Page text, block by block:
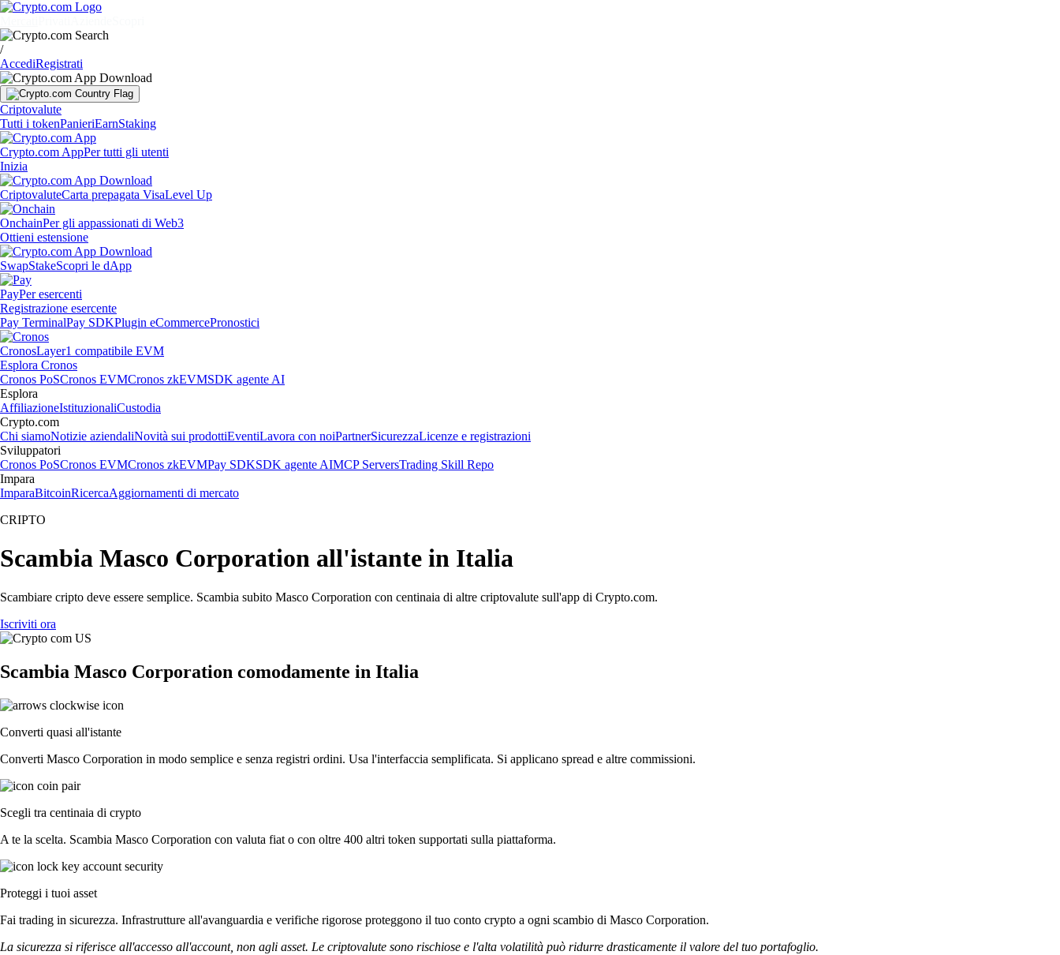
/
AccediRegistrati
Criptovalute
Tutti i tokenPanieriEarnStaking
Crypto.com AppPer tutti gli utenti
Inizia
CriptovaluteCarta prepagata VisaLevel Up
OnchainPer gli appassionati di Web3
Ottieni estensione
SwapStakeScopri le dApp
PayPer esercenti
Registrazione esercente
Pay TerminalPay SDKPlugin eCommercePronostici
CronosLayer1 compatibile EVM
Esplora Cronos
Cronos PoSCronos EVMCronos zkEVMSDK agente AI
Esplora
AffiliazioneIstituzionaliCustodia
Crypto.com
Chi siamoNotizie aziendaliNovità sui prodottiEventiLavora con noiPartnerSicurezzaLicenze e registrazioni
Sviluppatori
Cronos PoSCronos EVMCronos zkEVMPay SDKSDK agente AIMCP ServersTrading Skill Repo
Impara
ImparaBitcoinRicercaAggiornamenti di mercato
CRIPTO
Scambia Masco Corporation all'istante in Italia
Scambiare cripto deve essere semplice. Scambia subito Masco Corporation con centinaia di altre criptovalute sull'app di Crypto.com.
Iscriviti ora
Scambia Masco Corporation comodamente in Italia
Converti quasi all'istante
Converti Masco Corporation in modo semplice e senza registri ordini. Usa l'interfaccia semplificata. Si applicano spread e altre commissioni.
Scegli tra centinaia di crypto
A te la scelta. Scambia Masco Corporation con valuta fiat o con oltre 400 altri token supportati sulla piattaforma.
Proteggi i tuoi asset
Fai trading in sicurezza. Infrastrutture all'avanguardia e verifiche rigorose proteggono il tuo conto crypto a ogni scambio di Masco Corporation.
La sicurezza si riferisce all'accesso all'account, non agli asset. Le criptovalute sono rischiose e l'alta volatilità può ridurre drasticamente il valore del tuo portafoglio.